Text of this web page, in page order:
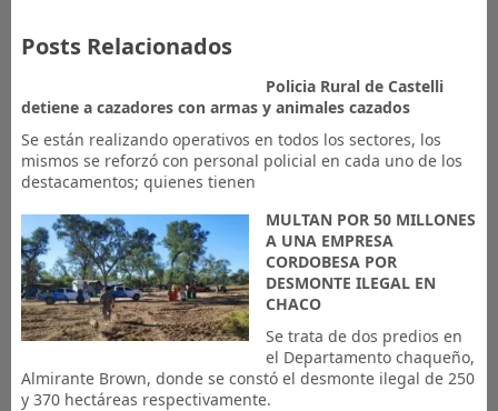
Posts Relacionados
Policia Rural de Castelli
detiene a cazadores con armas y animales cazados
Se están realizando operativos en todos los sectores, los
mismos se reforzó con personal policial en cada uno de los
destacamentos; quienes tienen
MULTAN POR 50 MILLONES
A UNA EMPRESA
CORDOBESA POR
DESMONTE ILEGAL EN
CHACO
Se trata de dos predios en
el Departamento chaqueño,
Almirante Brown, donde se constó el desmonte ilegal de 250
y 370 hectáreas respectivamente.